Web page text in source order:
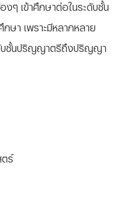
ๆ เข้าศึกษาต่อในระดับชั้น
ษา เพราะมีหลากหลาย
บชั้นปริญญาตรีถึงปริญญา
ตร์